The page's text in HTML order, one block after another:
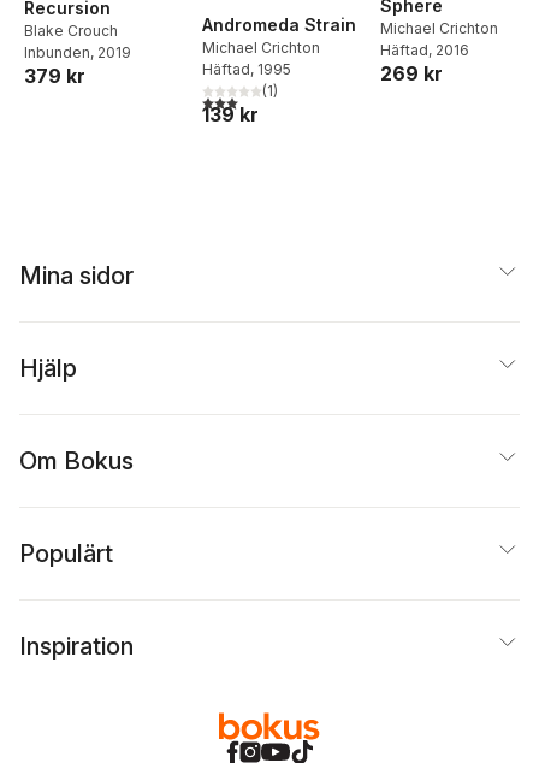
Recursion
Blake Crouch
Inbunden, 2019
379 kr
Andromeda Strain
Michael Crichton
Häftad, 1995
3,0utav 5 stjärnor. Totalt antal röster:
(1)
139 kr
Sphere
Michael Crichton
Häftad, 2016
269 kr
Mina sidor
Hjälp
Om Bokus
Populärt
Inspiration